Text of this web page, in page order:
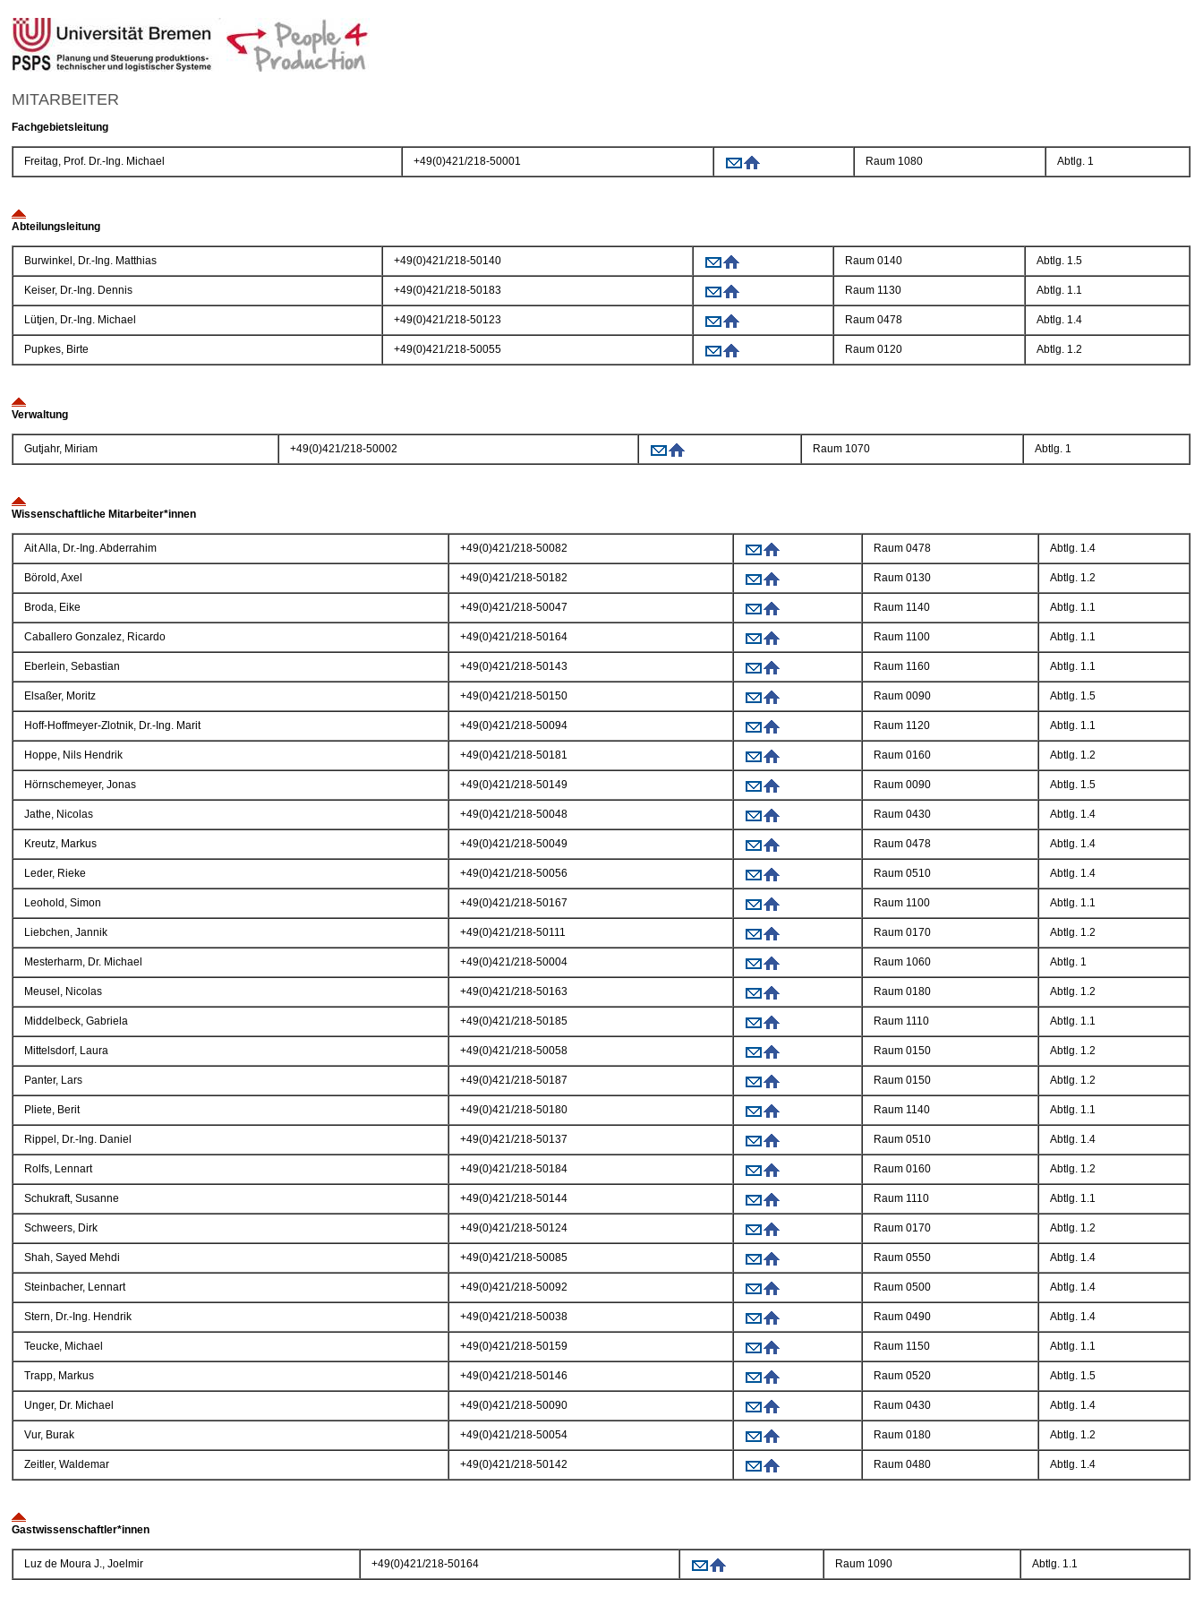
MITARBEITER
Fachgebietsleitung
Freitag, Prof. Dr.-Ing. Michael +49(0)421/218-50001 Raum 1080 Abtlg. 1
Abteilungsleitung
Burwinkel, Dr.-Ing. Matthias +49(0)421/218-50140 Raum 0140 Abtlg. 1.5
Keiser, Dr.-Ing. Dennis +49(0)421/218-50183 Raum 1130 Abtlg. 1.1
Lütjen, Dr.-Ing. Michael +49(0)421/218-50123 Raum 0478 Abtlg. 1.4
Pupkes, Birte +49(0)421/218-50055 Raum 0120 Abtlg. 1.2
Verwaltung
Gutjahr, Miriam +49(0)421/218-50002 Raum 1070 Abtlg. 1
Wissenschaftliche Mitarbeiter*innen
Ait Alla, Dr.-Ing. Abderrahim +49(0)421/218-50082 Raum 0478 Abtlg. 1.4
Börold, Axel +49(0)421/218-50182 Raum 0130 Abtlg. 1.2
Broda, Eike +49(0)421/218-50047 Raum 1140 Abtlg. 1.1
Caballero Gonzalez, Ricardo +49(0)421/218-50164 Raum 1100 Abtlg. 1.1
Eberlein, Sebastian +49(0)421/218-50143 Raum 1160 Abtlg. 1.1
Elsaßer, Moritz +49(0)421/218-50150 Raum 0090 Abtlg. 1.5
Hoff-Hoffmeyer-Zlotnik, Dr.-Ing. Marit +49(0)421/218-50094 Raum 1120 Abtlg. 1.1
Hoppe, Nils Hendrik +49(0)421/218-50181 Raum 0160 Abtlg. 1.2
Hörnschemeyer, Jonas +49(0)421/218-50149 Raum 0090 Abtlg. 1.5
Jathe, Nicolas +49(0)421/218-50048 Raum 0430 Abtlg. 1.4
Kreutz, Markus +49(0)421/218-50049 Raum 0478 Abtlg. 1.4
Leder, Rieke +49(0)421/218-50056 Raum 0510 Abtlg. 1.4
Leohold, Simon +49(0)421/218-50167 Raum 1100 Abtlg. 1.1
Liebchen, Jannik +49(0)421/218-50111 Raum 0170 Abtlg. 1.2
Mesterharm, Dr. Michael +49(0)421/218-50004 Raum 1060 Abtlg. 1
Meusel, Nicolas +49(0)421/218-50163 Raum 0180 Abtlg. 1.2
Middelbeck, Gabriela +49(0)421/218-50185 Raum 1110 Abtlg. 1.1
Mittelsdorf, Laura +49(0)421/218-50058 Raum 0150 Abtlg. 1.2
Panter, Lars +49(0)421/218-50187 Raum 0150 Abtlg. 1.2
Pliete, Berit +49(0)421/218-50180 Raum 1140 Abtlg. 1.1
Rippel, Dr.-Ing. Daniel +49(0)421/218-50137 Raum 0510 Abtlg. 1.4
Rolfs, Lennart +49(0)421/218-50184 Raum 0160 Abtlg. 1.2
Schukraft, Susanne +49(0)421/218-50144 Raum 1110 Abtlg. 1.1
Schweers, Dirk +49(0)421/218-50124 Raum 0170 Abtlg. 1.2
Shah, Sayed Mehdi +49(0)421/218-50085 Raum 0550 Abtlg. 1.4
Steinbacher, Lennart +49(0)421/218-50092 Raum 0500 Abtlg. 1.4
Stern, Dr.-Ing. Hendrik +49(0)421/218-50038 Raum 0490 Abtlg. 1.4
Teucke, Michael +49(0)421/218-50159 Raum 1150 Abtlg. 1.1
Trapp, Markus +49(0)421/218-50146 Raum 0520 Abtlg. 1.5
Unger, Dr. Michael +49(0)421/218-50090 Raum 0430 Abtlg. 1.4
Vur, Burak +49(0)421/218-50054 Raum 0180 Abtlg. 1.2
Zeitler, Waldemar +49(0)421/218-50142 Raum 0480 Abtlg. 1.4
Gastwissenschaftler*innen
Luz de Moura J., Joelmir +49(0)421/218-50164 Raum 1090 Abtlg. 1.1